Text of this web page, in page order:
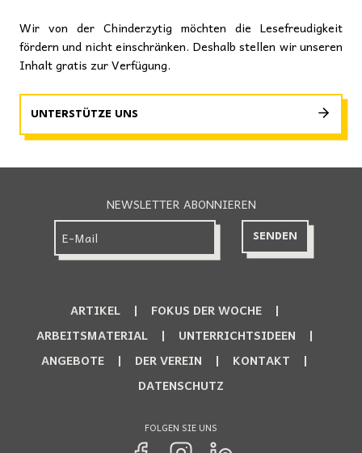
Wir von der Chinderzytig möchten die Lesefreudigkeit
fördern und nicht einschränken. Deshalb stellen wir unseren
Inhalt gratis zur Verfügung.
UNTERSTÜTZE UNS
NEWSLETTER ABONNIEREN
ARTIKEL
FOKUS DER WOCHE
ARBEITSMATERIAL
UNTERRICHTSIDEEN
ANGEBOTE
DER VEREIN
KONTAKT
DATENSCHUTZ
FOLGEN SIE UNS